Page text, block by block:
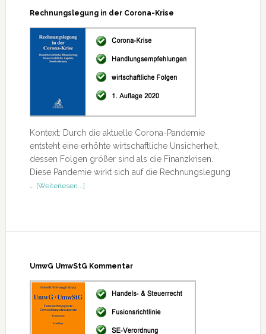
Rechnungslegung in der Corona-Krise
Kontext: Durch die aktuelle Corona-Pandemie
entsteht eine erhöhte wirtschaftliche Unsicherheit,
dessen Folgen größer sind als die Finanzkrisen.
Diese Pandemie wirkt sich auf die Rechnungslegung
[Weiterlesen...]ÜberRechnungslegung
UmwG UmwStG Kommentar